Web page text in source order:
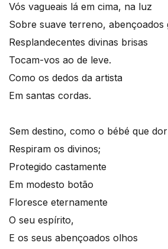
Vós vagueais lá em cima, na luz
Sobre suave terreno, abençoados
Resplandecentes divinas brisas
Tocam-vos ao de leve.
Como os dedos da artista
Em santas cordas.
Sem destino, como o bébé que
Respiram os divinos;
Protegido castamente
Em modesto botão
Floresce eternamente
O seu espírito,
E os seus abençoados olhos